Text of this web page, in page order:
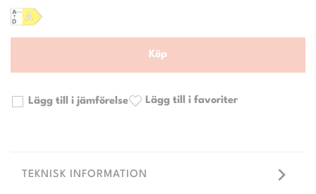
Köp
Lägg till i jämförelse Lägg till i favoriter
TEKNISK INFORMATION